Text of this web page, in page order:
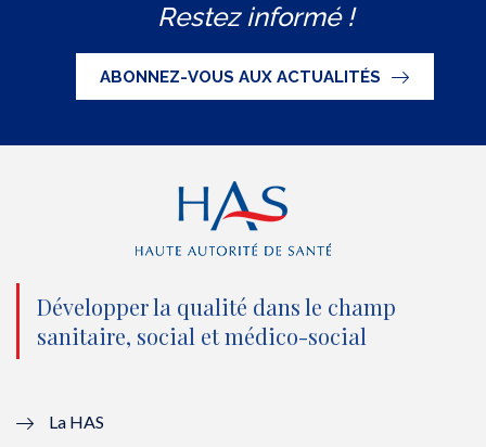
i
t
t
e
n
o
u
c
e
b
o
o
k
(
n
o
u
t
u
b
e
(
n
o
u
n
k
e
d
(
n
o
Restez informé !
ABONNEZ-VOUS AUX ACTUALITÉS
Développer la qualité dans le champ
sanitaire, social et médico-social
La HAS